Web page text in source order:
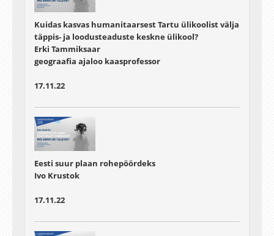
Kuidas kasvas humanitaarsest Tartu ülikoolist välja
täppis- ja loodusteaduste keskne ülikool?
Erki Tammiksaar
geograafia ajaloo kaasprofessor
17.11.22
Eesti suur plaan rohepöördeks
Ivo Krustok
17.11.22